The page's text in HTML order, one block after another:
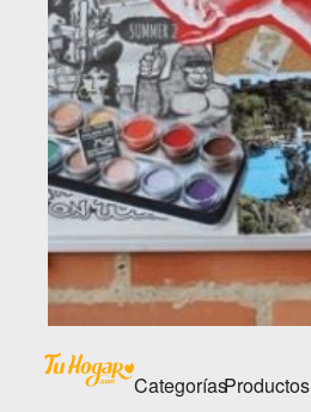
CategoríasProductos